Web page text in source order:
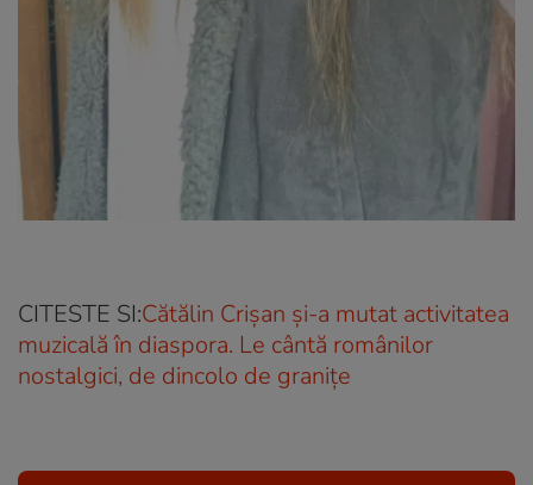
CITESTE SI:Cătălin Crișan și-a mutat activitatea
muzicală în diaspora. Le cântă românilor
nostalgici, de dincolo de granițe